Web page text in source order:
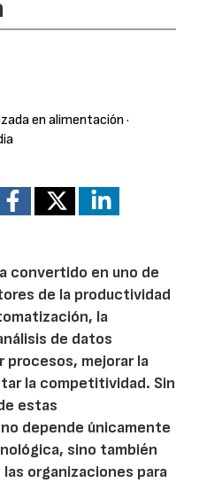
en alimentación ·
convertido en uno de
de la productividad
la
de datos
procesos, mejorar la
la competitividad. Sin
estas
depende únicamente
sino también
organizaciones para